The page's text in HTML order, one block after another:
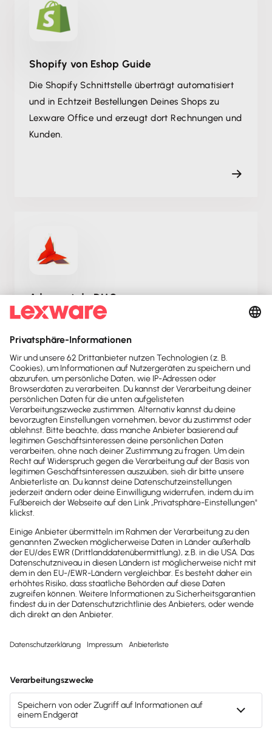
Shopify von Eshop Guide
Die Shopify Schnittstelle überträgt automatisiert
und in Echtzeit Bestellungen Deines Shops zu
Lexware Office und erzeugt dort Rechnungen und
Kunden.
Advernet.de DMS
Dokumentenmanagement leicht gemacht:
Verwalte Deine Dokumente online mit
Advernet.de DMS – der nächste Schritt zur
Digitalisierung!
SEMCO
SEMCO®: Deine professionelle Seminar-
Verwaltung für offene Seminare,
Firmenschulungen & geförderte
Bildungsmaßnahmen!